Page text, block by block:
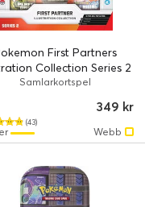
First Partners
Collection Series 2
Samlarkortspel
(43)
349 kr
Webb